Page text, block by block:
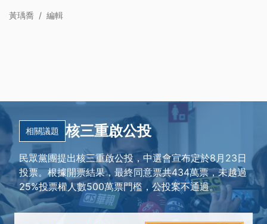
黃瑀喬 / 編輯
相關議題 核三重啟公投
民眾黨團提出核三重啟公投，中選會宣布定於8月23日
投票。根據開票結果，最終同意票共434萬票，未越過
25%投票權人數500萬票門檻，公投案不通過。